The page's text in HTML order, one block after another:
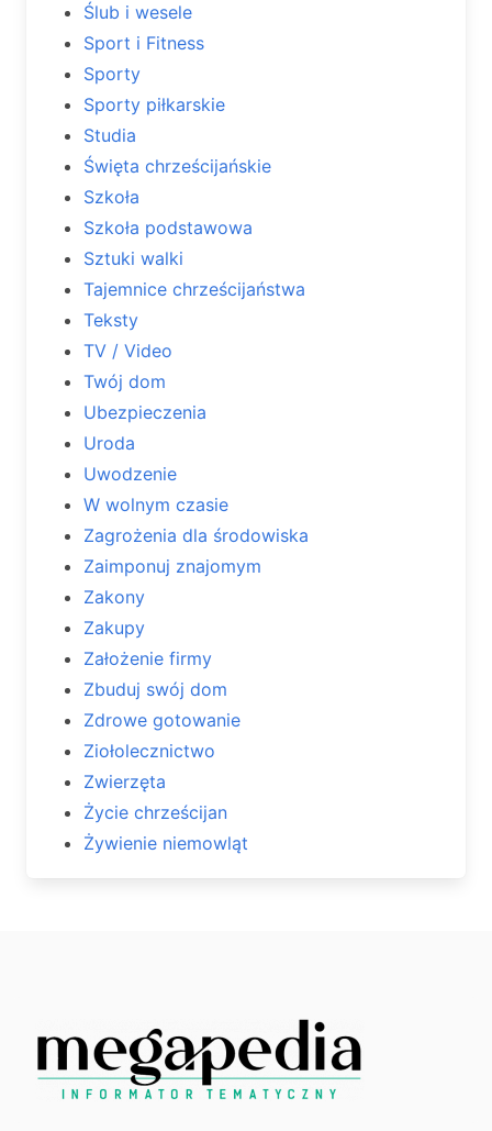
Ślub i wesele
Sport i Fitness
Sporty
Sporty piłkarskie
Studia
Święta chrześcijańskie
Szkoła
Szkoła podstawowa
Sztuki walki
Tajemnice chrześcijaństwa
Teksty
TV / Video
Twój dom
Ubezpieczenia
Uroda
Uwodzenie
W wolnym czasie
Zagrożenia dla środowiska
Zaimponuj znajomym
Zakony
Zakupy
Założenie firmy
Zbuduj swój dom
Zdrowe gotowanie
Ziołolecznictwo
Zwierzęta
Życie chrześcijan
Żywienie niemowląt